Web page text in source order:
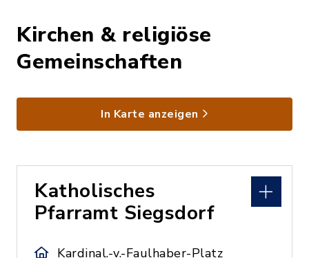
Kirchen & religiöse
Gemeinschaften
In Karte anzeigen
Katholisches
Pfarramt Siegsdorf
Kardinal.-v.-Faulhaber-Platz